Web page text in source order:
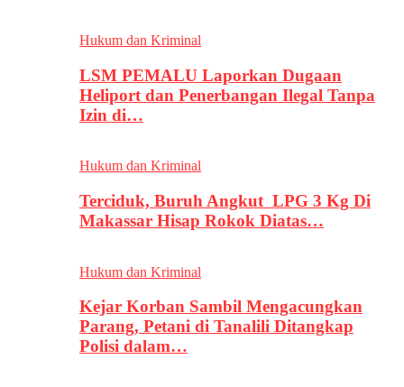
Hukum dan Kriminal
LSM PEMALU Laporkan Dugaan
Heliport dan Penerbangan Ilegal Tanpa
Izin di…
Hukum dan Kriminal
Terciduk, Buruh Angkut LPG 3 Kg Di
Makassar Hisap Rokok Diatas…
Hukum dan Kriminal
Kejar Korban Sambil Mengacungkan
Parang, Petani di Tanalili Ditangkap
Polisi dalam…